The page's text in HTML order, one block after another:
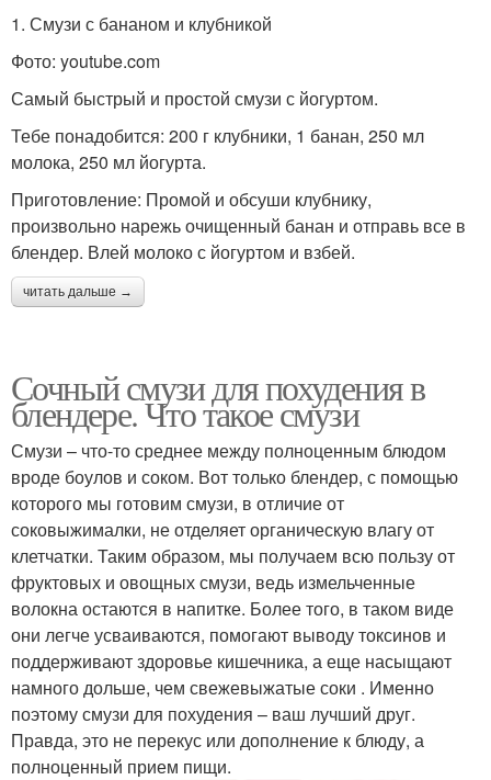
1. Смузи с бананом и клубникой
Фото: youtube.com
Самый быстрый и простой смузи с йогуртом.
Тебе понадобится: 200 г клубники, 1 банан, 250 мл
молока, 250 мл йогурта.
Приготовление: Промой и обсуши клубнику,
произвольно нарежь очищенный банан и отправь все в
блендер. Влей молоко с йогуртом и взбей.
читать дальше →
Сочный смузи для похудения в
блендере. Что такое смузи
Смузи – что-то среднее между полноценным блюдом
вроде боулов и соком. Вот только блендер, с помощью
которого мы готовим смузи, в отличие от
соковыжималки, не отделяет органическую влагу от
клетчатки. Таким образом, мы получаем всю пользу от
фруктовых и овощных смузи, ведь измельченные
волокна остаются в напитке. Более того, в таком виде
они легче усваиваются, помогают выводу токсинов и
поддерживают здоровье кишечника, а еще насыщают
намного дольше, чем свежевыжатые соки . Именно
поэтому смузи для похудения – ваш лучший друг.
Правда, это не перекус или дополнение к блюду, а
полноценный прием пищи.